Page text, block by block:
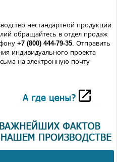
нестандартной продукции
обращайтесь в отдел продаж
+7 (800) 444-79-35 . Отправить
индивидуального проекта
на электронную почту